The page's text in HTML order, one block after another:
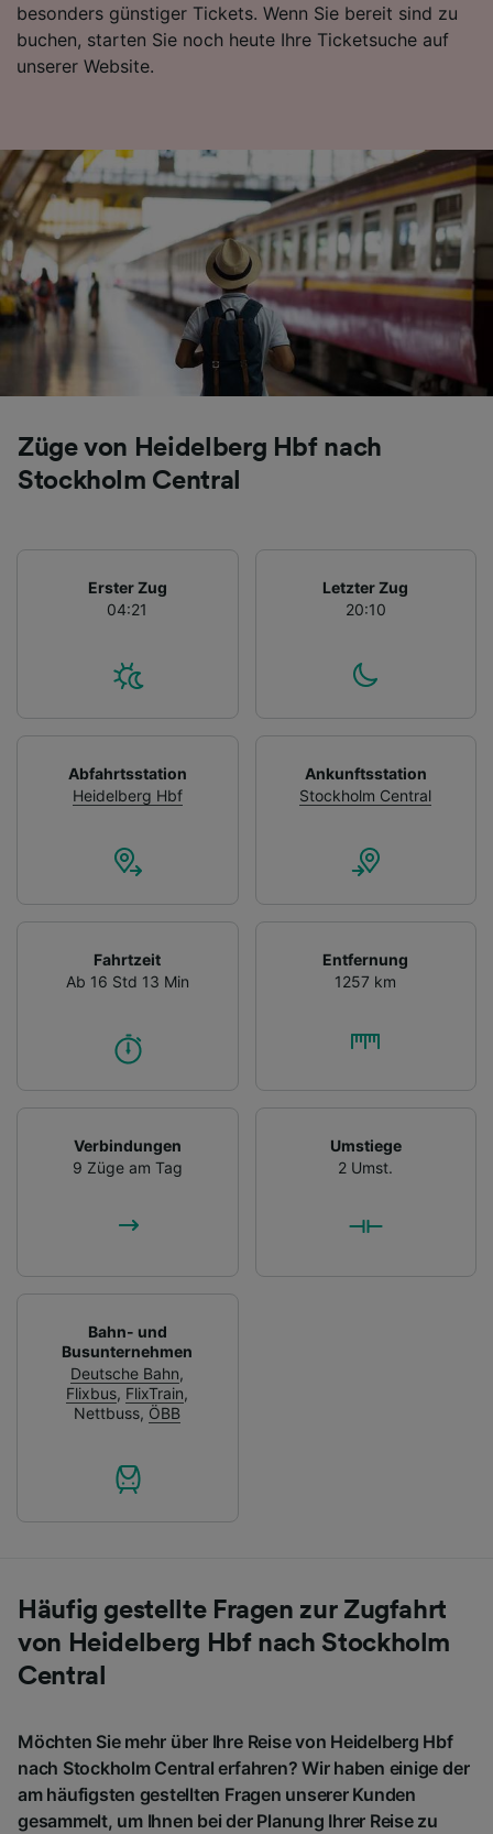
besonders günstiger Tickets. Wenn Sie bereit sind zu
buchen, starten Sie noch heute Ihre Ticketsuche auf
unserer Website.
Züge von Heidelberg Hbf nach
Stockholm Central
Erster Zug
04:21
Letzter Zug
20:10
Abfahrtsstation
Heidelberg Hbf
Ankunftsstation
Stockholm Central
Fahrtzeit
Ab 16 Std 13 Min
Entfernung
1257 km
Verbindungen
9 Züge am Tag
Umstiege
2 Umst.
Bahn- und
Busunternehmen
Deutsche Bahn,
Flixbus, FlixTrain,
Nettbuss, ÖBB
Häufig gestellte Fragen zur Zugfahrt
von Heidelberg Hbf nach Stockholm
Central
Möchten Sie mehr über Ihre Reise von Heidelberg Hbf
nach Stockholm Central erfahren? Wir haben einige der
am häufigsten gestellten Fragen unserer Kunden
gesammelt, um Ihnen bei der Planung Ihrer Reise zu
Folgendes bereitzustellen:
Verwendung genauer Standortdaten.
Endgeräteeigenschaften zur Identifikation
von Werbeleistung und der Performance von
Inhalten, Zielgruppenforschung sowie
Entwicklung und Verbesserung von
Angeboten.
Liste der Partner (Lieferanten)